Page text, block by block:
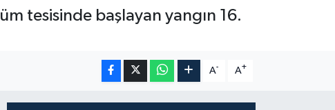
tesisinde başlayan yangın 16.
A- A+